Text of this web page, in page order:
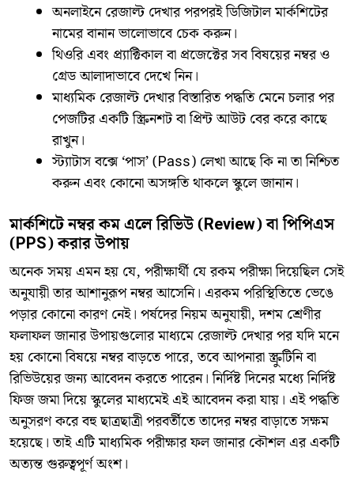
​অনলাইনে রেজাল্ট দেখার পরপরই ডিজিটাল মার্কশিটের
নামের বানান ভালোভাবে চেক করুন।
​থিওরি এবং প্র্যাক্টিকাল বা প্রজেক্টের সব বিষয়ের নম্বর ও
গ্রেড আলাদাভাবে দেখে নিন।
​মাধ্যমিক রেজাল্ট দেখার বিস্তারিত পদ্ধতি মেনে চলার পর
পেজটির একটি স্ক্রিনশট বা প্রিন্ট আউট বের করে কাছে
রাখুন।
​স্ট্যাটাস বক্সে ‘পাস’ (Pass) লেখা আছে কি না তা নিশ্চিত
করুন এবং কোনো অসঙ্গতি থাকলে স্কুলে জানান।
মার্কশিটে নম্বর কম এলে রিভিউ (Review) বা পিপিএস
(PPS) করার উপায়
​অনেক সময় এমন হয় যে, পরীক্ষার্থী যে রকম পরীক্ষা দিয়েছিল সেই
অনুযায়ী তার আশানুরূপ নম্বর আসেনি। এরকম পরিস্থিতিতে ভেঙে
পড়ার কোনো কারণ নেই। পর্ষদের নিয়ম অনুযায়ী, দশম শ্রেণীর
ফলাফল জানার উপায়গুলোর মাধ্যমে রেজাল্ট দেখার পর যদি মনে
হয় কোনো বিষয়ে নম্বর বাড়তে পারে, তবে আপনারা স্ক্রুটিনি বা
রিভিউয়ের জন্য আবেদন করতে পারেন। নির্দিষ্ট দিনের মধ্যে নির্দিষ্ট
ফিজ জমা দিয়ে স্কুলের মাধ্যমেই এই আবেদন করা যায়। এই পদ্ধতি
অনুসরণ করে বহু ছাত্রছাত্রী পরবর্তীতে তাদের নম্বর বাড়াতে সক্ষম
হয়েছে। তাই এটি মাধ্যমিক পরীক্ষার ফল জানার কৌশল এর একটি
অত্যন্ত গুরুত্বপূর্ণ অংশ।